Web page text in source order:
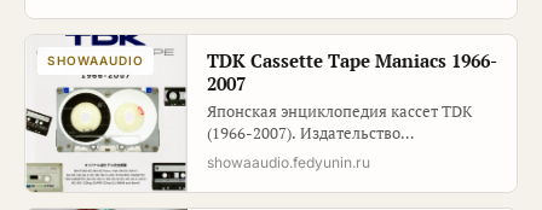
SHOWAAUDIO
TDK Cassette Tape Maniacs 1966-
2007
Японская энциклопедия кассет TDK
(1966-2007). Издательство
FUTABASHA. Полный каталог 42+
серий от MA-R и MA-XG до SA, AD,
CDing. История компании, рекламная
showaaudio.fedyunin.ru